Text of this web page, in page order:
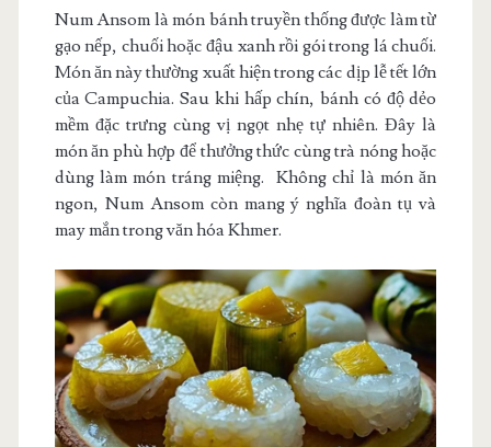
Num Ansom là món bánh truyền thống được làm từ
gạo nếp, chuối hoặc đậu xanh rồi gói trong lá chuối.
Món ăn này thường xuất hiện trong các dịp lễ tết lớn
của Campuchia. Sau khi hấp chín, bánh có độ dẻo
mềm đặc trưng cùng vị ngọt nhẹ tự nhiên. Đây là
món ăn phù hợp để thưởng thức cùng trà nóng hoặc
dùng làm món tráng miệng. Không chỉ là món ăn
ngon, Num Ansom còn mang ý nghĩa đoàn tụ và
may mắn trong văn hóa Khmer.